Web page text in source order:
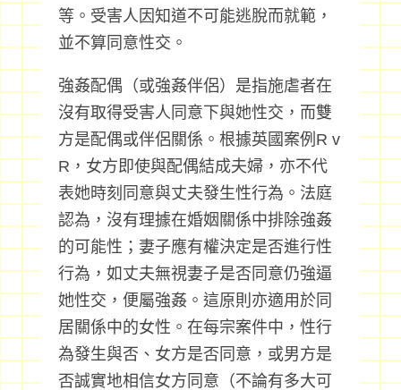
等。受害人因知道不可能逃脫而就範，
並不算同意性交。
強姦配偶（或強姦伴侶）是指施虐者在
沒有取得受害人同意下與她性交，而雙
方是配偶或伴侶關係。根據英國案例R v
R，女方即使與配偶結成夫婦，亦不代
表她時刻同意與丈夫發生性行為。法庭
認為，沒有理據在婚姻關係中排除強姦
的可能性；妻子應有權決定是否進行性
行為，如丈夫無視妻子是否同意仍強逼
她性交，便屬強姦。這原則亦適用於同
居關係中的女性。在每宗案件中，性行
為發生與否、女方是否同意，或男方是
否誠實地相信女方同意（不論有多大可